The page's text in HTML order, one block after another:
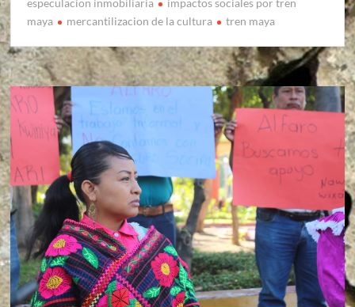
especulacion inmobiliaria
impactos sociales por tren
maya
mercantilizacion de la cultura tren maya